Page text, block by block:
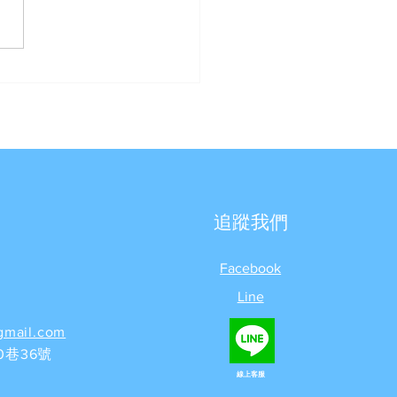
巷36號
追蹤我們
Facebook
Line
線上客服